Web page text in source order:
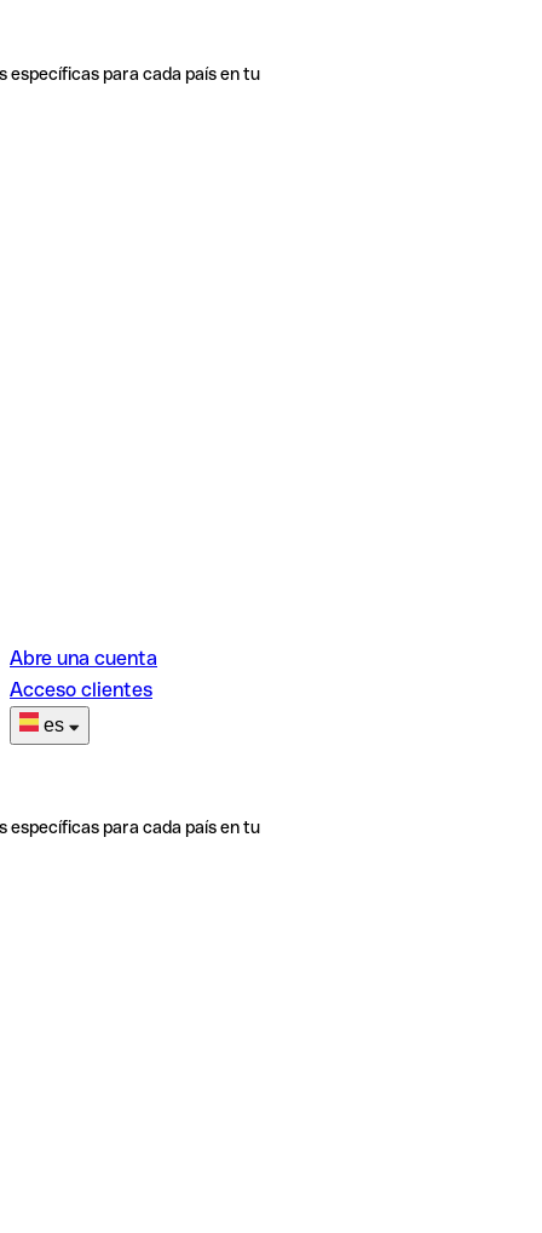
específicas para cada país en tu
Abre una cuenta
Acceso clientes
es
específicas para cada país en tu